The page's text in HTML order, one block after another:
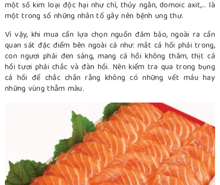
một số kim loại độc hại như chì, thủy ngân, domoic axit,… là
một trong số những nhân tố gây nên bệnh ung thư.
Vì vậy, khi mua cần lựa chọn nguồn đảm bảo, ngoài ra cần
quan sát đặc điểm bên ngoài cá như: mắt cá hồi phải trong,
con ngươi phải đen sáng, mang cá hồi không thâm, thịt cá
hồi tươi phải chắc và đàn hồi. Nên kiểm tra qua trong bụng
cá hồi để chắc chắn rằng không có những vết máu hay
những vùng thẫm màu.